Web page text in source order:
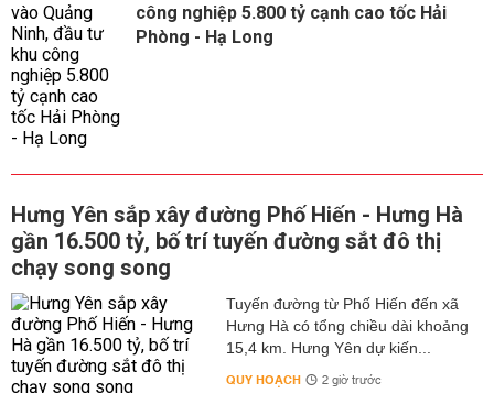
công nghiệp 5.800 tỷ cạnh cao tốc Hải
Phòng - Hạ Long
Hưng Yên sắp xây đường Phố Hiến - Hưng Hà
gần 16.500 tỷ, bố trí tuyến đường sắt đô thị
chạy song song
Tuyến đường từ Phố Hiến đến xã
Hưng Hà có tổng chiều dài khoảng
15,4 km. Hưng Yên dự kiến...
QUY HOẠCH 2 giờ trước